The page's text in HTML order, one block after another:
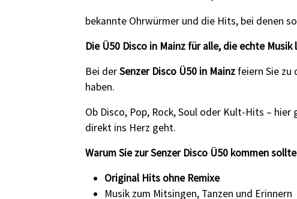
bekannte Ohrwürmer und die Hits, bei denen
Die Ü50 Disco in Mainz für alle, die echte Musik
Bei derSenzer Disco Ü50 in Mainz feiern Sie zu
haben.
Ob Disco, Pop, Rock, Soul oder Kult-Hits –
direkt ins Herz geht.
Warum Sie zur Senzer Disco Ü50 kommen
Original Hits ohne Remixe
Musik zum Mitsingen, Tanzen und Erinnern